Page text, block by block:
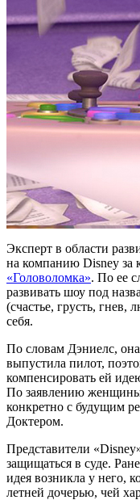
Эксперт в области
на компанию Disney за
«Головоломка». По ее
развивать шоу под
(счастье, грусть, гнев,
себя.
По словам Дэниелс,
выпустила пилот,
компенсировать ей
По заявлению
конкретно с будущим
Доктером.
Представители
защищаться в суде.
идея возникла у него,
летней дочерью, чей